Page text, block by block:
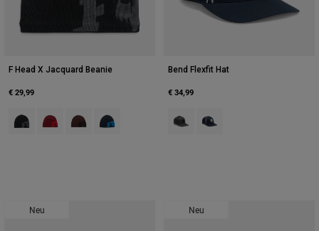
F Head X Jacquard Beanie
€ 29,99
Product swatch type of Schwarz.
Product swatch type of Chili-Rot.
Product swatch type of Kaffee.
Product swatch type of Mitternachtsblau.
Bend Flexfit Hat
€ 34,99
Product swatch type of Dunkles
Product swatch type of
Neu Neu